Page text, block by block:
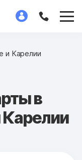
и Карелии
в
Карелии